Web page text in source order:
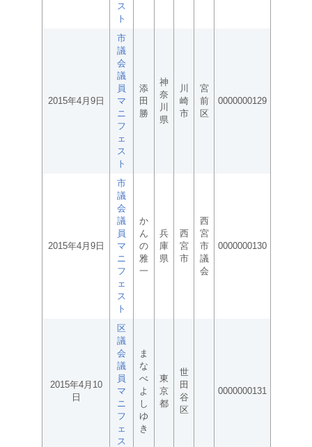
ス
ト
2015年4月9日
市
議
会
議
員
マ
ニ
フ
ェ
ス
ト
添
田
勝
神
奈
川
県
川
崎
市
宮
前
区
0000000129
2015年4月9日
市
議
会
議
員
マ
ニ
フ
ェ
ス
ト
か
ん
の
雅
一
兵
庫
県
西
宮
市
西
宮
市
議
会
0000000130
2015年4月10
日
区
議
会
議
員
マ
ニ
フ
ェ
ス
ま
な
べ
よ
し
ゆ
き
東
京
都
世
田
谷
区
0000000131